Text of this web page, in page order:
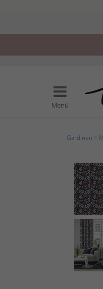
Menü
Gardinen